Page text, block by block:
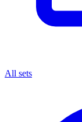
All sets